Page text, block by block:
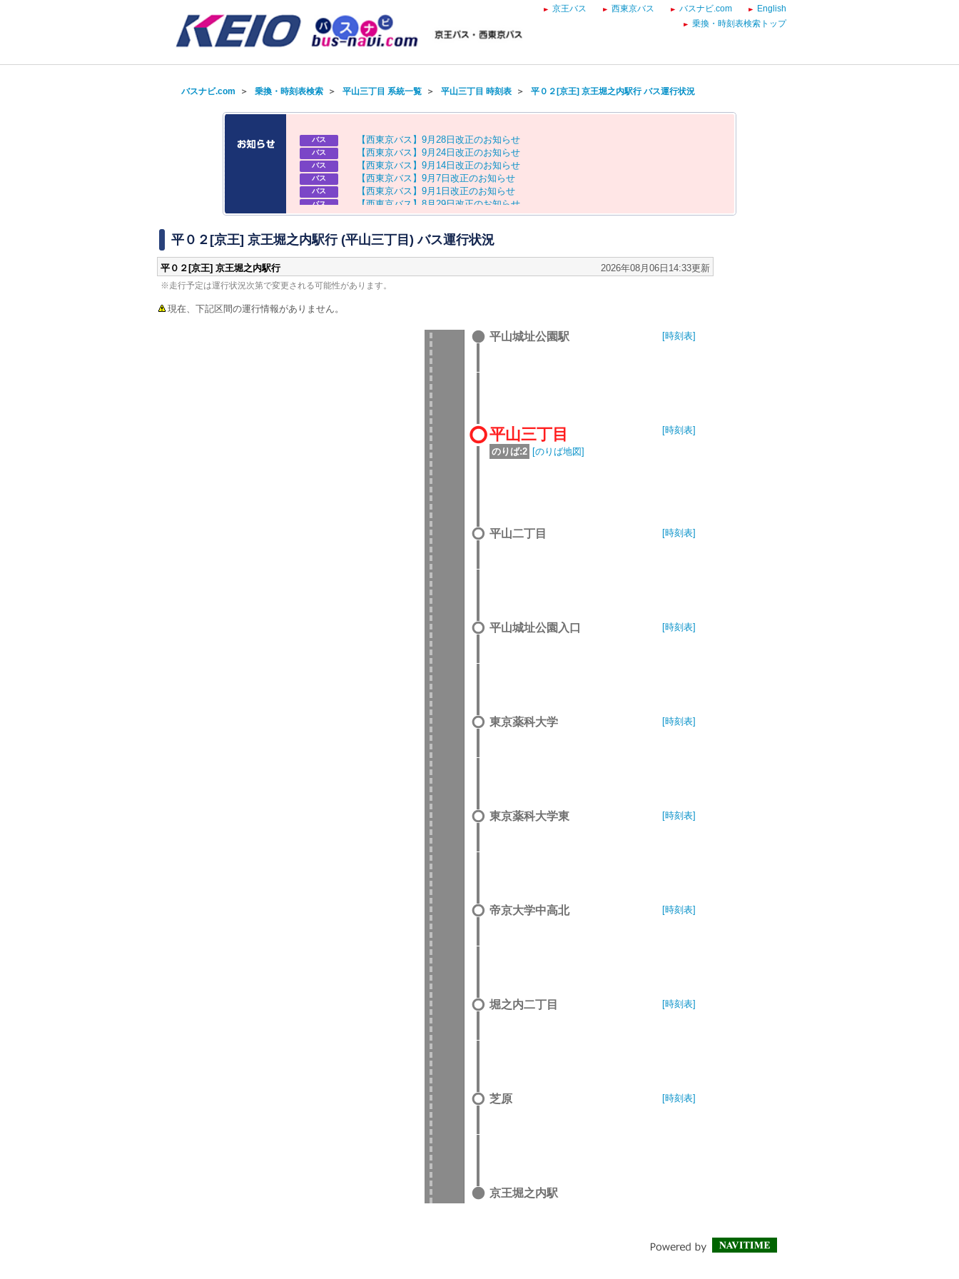
京王バス 西東京バス バスナビ.com
English
乗換・時刻表検索トップ
バスナビ.com ＞ 乗換・時刻表検索＞ 平山三丁目 系統一覧＞ 平山三丁目 時刻表＞ 平０２[京王] 京王堀之内駅行 バス運行状況
バス 【西東京バス 】 9月 28 日 改正のお知 らせ
バス 【西東京バス 】 9月 24 日 改正のお知 らせ
バス 【西東京バス 】 9月 14 日 改正のお知 らせ
バス 【西東京バス 】 9月 7 日 改正のお知 らせ
バス 【西東京バス 】 9月 1 日 改正のお知 らせ
バス 【西東京バス 】 8 月 29日改正のお知 らせ
バス 【京王バス】お盆ダイヤのお知らせ
平０２[京王] 京王堀之内駅行 (平山三丁目) バス運行状況
平０２[京王] 京王堀之内駅行 2026年08月06日14:33更新
※走行予定は運行状況次第で変更される可能性があります。
現在、下記区間の運行情報がありません。
平山城址公園駅 [時刻表]
平山三丁目
のりば:2 [のりば地図]
[時刻表]
平山二丁目 [時刻表]
平山城址公園入口 [時刻表]
東京薬科大学 [時刻表]
東京薬科大学東 [時刻表]
帝京大学中高北 [時刻表]
堀之内二丁目 [時刻表]
芝原 [時刻表]
京王堀之内駅